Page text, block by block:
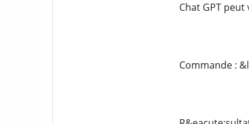
Chat GPT
Commande :